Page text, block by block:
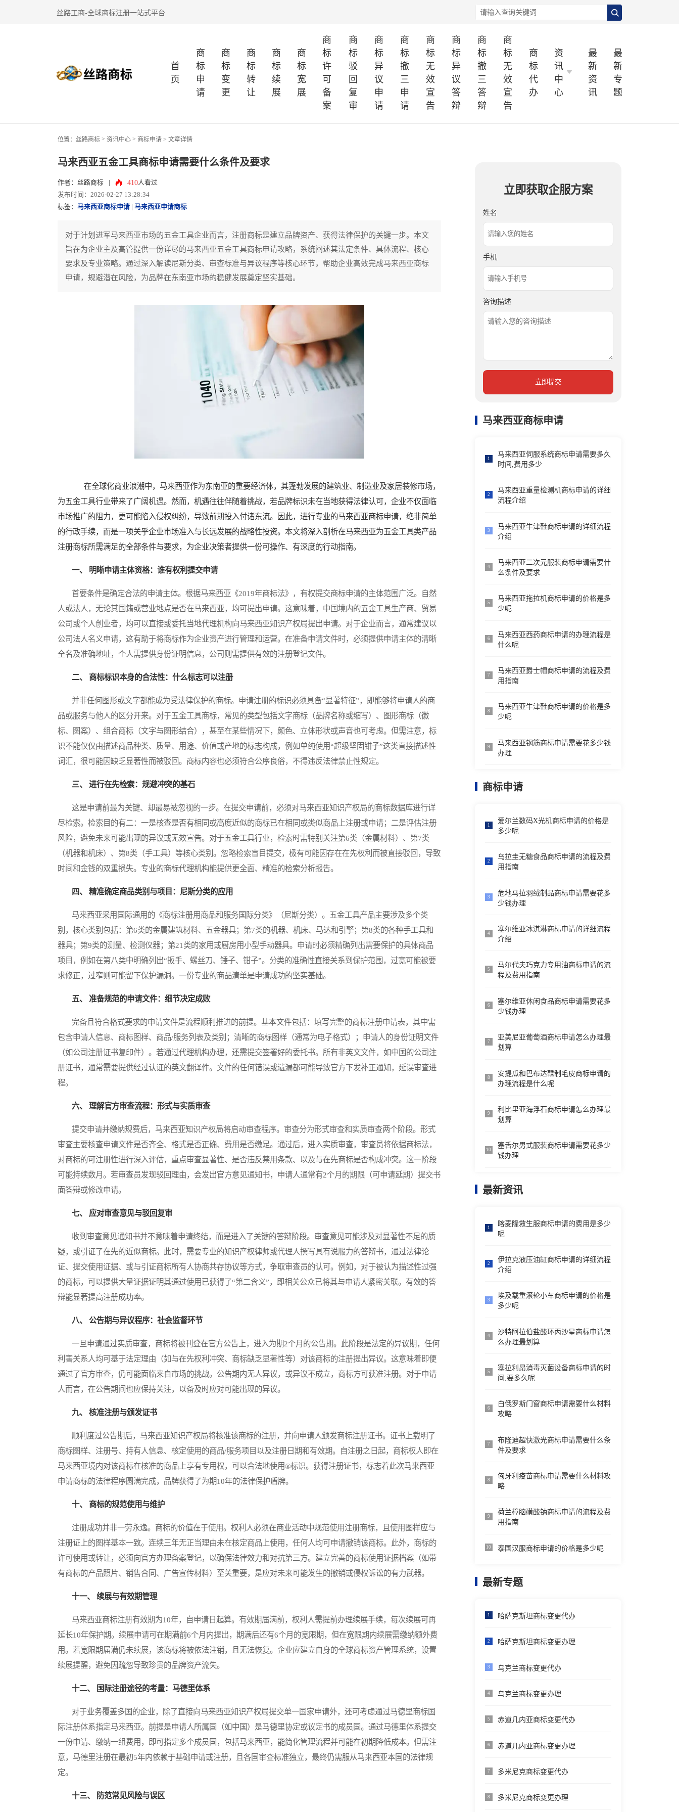
丝路工商-全球商标注册一站式平台
首
页
商
标
申
请
商
标
变
更
商
标
转
让
商
标
续
展
商
标
宽
展
商
标
许
可
备
案
商
标
驳
回
复
审
商
标
异
议
申
请
商
标
撤
三
申
请
商
标
无
效
宣
告
商
标
异
议
答
辩
商
标
撤
三
答
辩
商
标
无
效
宣
告
商
标
代
办
资
讯
中
心
最
新
资
讯
最
新
专
题
位置： 丝路商标 > 资讯中心 > 商标申请 > 文章详情
马来西亚五金工具商标申请需要什么条件及要求
作者：丝路商标 410人看过
发布时间：2026-02-27 13:28:34
标签： 马来西亚商标申请 马来西亚申请商标
对于计划进军马来西亚市场的五金工具企业而言，注册商标是建立品牌资产、获得法律保护的关键一步。本文
旨在为企业主及高管提供一份详尽的马来西亚五金工具商标申请攻略，系统阐述其法定条件、具体流程、核心
要求及专业策略。通过深入解读尼斯分类、审查标准与异议程序等核心环节，帮助企业高效完成马来西亚商标
申请，规避潜在风险，为品牌在东南亚市场的稳健发展奠定坚实基础。
在全球化商业浪潮中，马来西亚作为东南亚的重要经济体，其蓬勃发展的建筑业、制造业及家居装修市场，
为五金工具行业带来了广阔机遇。然而，机遇往往伴随着挑战，若品牌标识未在当地获得法律认可，企业不仅面临
市场推广的阻力，更可能陷入侵权纠纷，导致前期投入付诸东流。因此，进行专业的马来西亚商标申请，绝非简单
的行政手续，而是一项关乎企业市场准入与长远发展的战略性投资。本文将深入剖析在马来西亚为五金工具类产品
注册商标所需满足的全部条件与要求，为企业决策者提供一份可操作、有深度的行动指南。
一、 明晰申请主体资格：谁有权利提交申请
首要条件是确定合法的申请主体。根据马来西亚《2019年商标法》，有权提交商标申请的主体范围广泛。自然
人或法人，无论其国籍或营业地点是否在马来西亚，均可提出申请。这意味着，中国境内的五金工具生产商、贸易
公司或个人创业者，均可以直接或委托当地代理机构向马来西亚知识产权局提出申请。对于企业而言，通常建议以
公司法人名义申请，这有助于将商标作为企业资产进行管理和运营。在准备申请文件时，必须提供申请主体的清晰
全名及准确地址，个人需提供身份证明信息，公司则需提供有效的注册登记文件。
二、 商标标识本身的合法性：什么标志可以注册
并非任何图形或文字都能成为受法律保护的商标。申请注册的标识必须具备“显著特征”，即能够将申请人的商
品或服务与他人的区分开来。对于五金工具商标，常见的类型包括文字商标（品牌名称或缩写）、图形商标（徽
标、图案）、组合商标（文字与图形结合），甚至在某些情况下，颜色、立体形状或声音也可考虑。但需注意，标
识不能仅仅由描述商品种类、质量、用途、价值或产地的标志构成，例如单纯使用“超级坚固钳子”这类直接描述性
词汇，很可能因缺乏显著性而被驳回。商标内容也必须符合公序良俗，不得违反法律禁止性规定。
三、 进行在先检索：规避冲突的基石
这是申请前最为关键、却最易被忽视的一步。在提交申请前，必须对马来西亚知识产权局的商标数据库进行详
尽检索。检索目的有二：一是核查是否有相同或高度近似的商标已在相同或类似商品上注册或申请；二是评估注册
风险，避免未来可能出现的异议或无效宣告。对于五金工具行业，检索时需特别关注第6类（金属材料）、第7类
（机器和机床）、第8类（手工具）等核心类别。忽略检索盲目提交，极有可能因存在在先权利而被直接驳回，导致
时间和金钱的双重损失。专业的商标代理机构能提供更全面、精准的检索分析报告。
四、 精准确定商品类别与项目：尼斯分类的应用
马来西亚采用国际通用的《商标注册用商品和服务国际分类》（尼斯分类）。五金工具产品主要涉及多个类
别，核心类别包括：第6类的金属建筑材料、五金器具；第7类的机器、机床、马达和引擎；第8类的各种手工具和
器具；第9类的测量、检测仪器；第21类的家用或厨房用小型手动器具。申请时必须精确列出需要保护的具体商品
项目，例如在第八类中明确列出“扳手、螺丝刀、锤子、钳子”。分类的准确性直接关系到保护范围，过宽可能被要
求修正，过窄则可能留下保护漏洞。一份专业的商品清单是申请成功的坚实基础。
五、 准备规范的申请文件：细节决定成败
完备且符合格式要求的申请文件是流程顺利推进的前提。基本文件包括：填写完整的商标注册申请表，其中需
包含申请人信息、商标图样、商品/服务列表及类别；清晰的商标图样（通常为电子格式）；申请人的身份证明文件
（如公司注册证书复印件）。若通过代理机构办理，还需提交签署好的委托书。所有非英文文件，如中国的公司注
册证书，通常需要提供经过认证的英文翻译件。文件的任何错误或遗漏都可能导致官方下发补正通知，延误审查进
程。
六、 理解官方审查流程：形式与实质审查
提交申请并缴纳规费后，马来西亚知识产权局将启动审查程序。审查分为形式审查和实质审查两个阶段。形式
审查主要核查申请文件是否齐全、格式是否正确、费用是否缴足。通过后，进入实质审查，审查员将依据商标法，
对商标的可注册性进行深入评估，重点审查显著性、是否违反禁用条款、以及与在先商标是否构成冲突。这一阶段
可能持续数月。若审查员发现驳回理由，会发出官方意见通知书，申请人通常有2个月的期限（可申请延期）提交书
面答辩或修改申请。
七、 应对审查意见与驳回复审
收到审查意见通知书并不意味着申请终结，而是进入了关键的答辩阶段。审查意见可能涉及对显著性不足的质
疑，或引证了在先的近似商标。此时，需要专业的知识产权律师或代理人撰写具有说服力的答辩书，通过法律论
证、提交使用证据、或与引证商标所有人协商共存协议等方式，争取审查员的认可。例如，对于被认为描述性过强
的商标，可以提供大量证据证明其通过使用已获得了“第二含义”，即相关公众已将其与申请人紧密关联。有效的答
辩能显著提高注册成功率。
八、 公告期与异议程序：社会监督环节
一旦申请通过实质审查，商标将被刊登在官方公告上，进入为期2个月的公告期。此阶段是法定的异议期，任何
利害关系人均可基于法定理由（如与在先权利冲突、商标缺乏显著性等）对该商标的注册提出异议。这意味着即便
通过了官方审查，仍可能面临来自市场的挑战。公告期内无人异议，或异议不成立，商标方可获准注册。对于申请
人而言，在公告期间也应保持关注，以备及时应对可能出现的异议。
九、 核准注册与颁发证书
顺利度过公告期后，马来西亚知识产权局将核准该商标的注册，并向申请人颁发商标注册证书。证书上载明了
商标图样、注册号、持有人信息、核定使用的商品/服务项目以及注册日期和有效期。自注册之日起，商标权人即在
马来西亚境内对该商标在核准的商品上享有专用权，可以合法地使用®标识。获得注册证书，标志着此次马来西亚
申请商标的法律程序圆满完成，品牌获得了为期10年的法律保护盾牌。
十、 商标的规范使用与维护
注册成功并非一劳永逸。商标的价值在于使用。权利人必须在商业活动中规范使用注册商标，且使用图样应与
注册证上的图样基本一致。连续三年无正当理由未在核定商品上使用，任何人均可申请撤销该商标。此外，商标的
许可使用或转让，必须向官方办理备案登记，以确保法律效力和对抗第三方。建立完善的商标使用证据档案（如带
有商标的产品照片、销售合同、广告宣传材料）至关重要，是应对未来可能发生的撤销或侵权诉讼的有力武器。
十一、 续展与有效期管理
马来西亚商标注册有效期为10年，自申请日起算。有效期届满前，权利人需提前办理续展手续，每次续展可再
延长10年保护期。续展申请可在期满前6个月内提出，期满后还有6个月的宽限期，但在宽限期内续展需缴纳额外费
用。若宽限期届满仍未续展，该商标将被依法注销，且无法恢复。企业应建立自身的全球商标资产管理系统，设置
续展提醒，避免因疏忽导致珍贵的品牌资产流失。
十二、 国际注册途径的考量：马德里体系
对于业务覆盖多国的企业，除了直接向马来西亚知识产权局提交单一国家申请外，还可考虑通过马德里商标国
际注册体系指定马来西亚。前提是申请人所属国（如中国）是马德里协定或议定书的成员国。通过马德里体系提交
一份申请、缴纳一组费用，即可指定多个成员国，包括马来西亚，能简化管理流程并可能在初期降低成本。但需注
意，马德里注册在最初5年内依赖于基础申请或注册，且各国审查标准独立，最终仍需服从马来西亚本国的法律规
定。
十三、 防范常见风险与误区
立即获取企服方案
姓名
手机
咨询描述
立即提交
马来西亚商标申请
1
马来西亚伺服系统商标申请需要多久
时间,费用多少
2
马来西亚重量检测机商标申请的详细
流程介绍
3
马来西亚牛津鞋商标申请的详细流程
介绍
4
马来西亚二次元服装商标申请需要什
么条件及要求
5
马来西亚拖拉机商标申请的价格是多
少呢
6
马来西亚西药商标申请的办理流程是
什么呢
7
马来西亚爵士帽商标申请的流程及费
用指南
8
马来西亚牛津鞋商标申请的价格是多
少呢
9
马来西亚钢筋商标申请需要花多少钱
办理
商标申请
1
爱尔兰数码X光机商标申请的价格是
多少呢
2
乌拉圭无糖食品商标申请的流程及费
用指南
3
危地马拉羽绒制品商标申请需要花多
少钱办理
4
塞尔维亚冰淇淋商标申请的详细流程
介绍
5
马尔代夫巧克力专用油商标申请的流
程及费用指南
6
塞尔维亚休闲食品商标申请需要花多
少钱办理
7
亚美尼亚葡萄酒商标申请怎么办理最
划算
8
安提瓜和巴布达鞣制毛皮商标申请的
办理流程是什么呢
9
利比里亚海浮石商标申请怎么办理最
划算
10
塞舌尔男式服装商标申请需要花多少
钱办理
最新资讯
1
喀麦隆救生服商标申请的费用是多少
呢
2
伊拉克液压油缸商标申请的详细流程
介绍
3
埃及载重滚轮小车商标申请的价格是
多少呢
4
沙特阿拉伯盐酸环丙沙星商标申请怎
么办理最划算
5
塞拉利昂消毒灭菌设备商标申请的时
间,要多久呢
6
白俄罗斯门窗商标申请需要什么材料
攻略
7
布隆迪超快激光商标申请需要什么条
件及要求
8
匈牙利疫苗商标申请需要什么材料攻
略
9
荷兰樟脑磺酸钠商标申请的流程及费
用指南
10 泰国汉服商标申请的价格是多少呢
最新专题
1 哈萨克斯坦商标变更代办
2 哈萨克斯坦商标变更办理
3 乌克兰商标变更代办
4 乌克兰商标变更办理
5 赤道几内亚商标变更代办
6 赤道几内亚商标变更办理
7 多米尼克商标变更代办
8 多米尼克商标变更办理